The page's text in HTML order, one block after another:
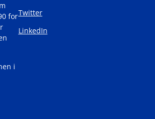
for
i
Twitter
LinkedIn